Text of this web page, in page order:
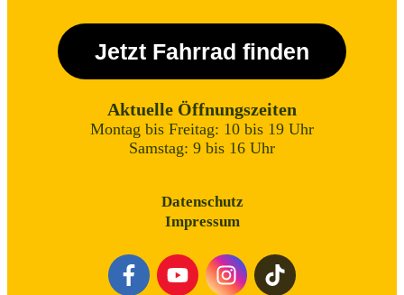
Jetzt Fahrrad finden
Aktuelle Öffnungszeiten
Montag bis Freitag: 10 bis 19 Uhr
Samstag: 9 bis 16 Uhr
Datenschutz
Impressum